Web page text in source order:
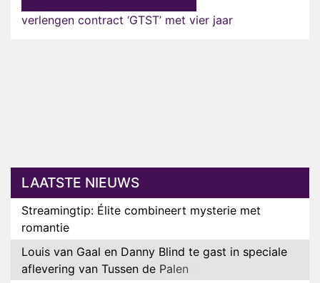
verlengen contract ‘GTST’ met vier jaar
LAATSTE NIEUWS
Streamingtip: Élite combineert mysterie met
romantie
Louis van Gaal en Danny Blind te gast in speciale
aflevering van Tussen de Palen